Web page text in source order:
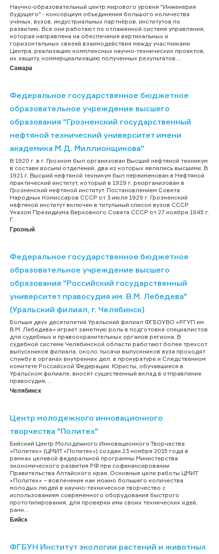
Научно-образовательный центр мирового уровня "Инженерия
будущего" - консорциум объединения большого количества
учёных, вузов, индустриальных партнёров, институтов по
развитию. Все они работают по отлаженной системе управления,
которая направлена на обеспечение вертикальных и
горизонтальных связей взаимодействия между участниками
Центра, реализацию комплексных научно-технических проектов,
их защиту, коммерциализацию полученных результатов....
Самара
Федеральное государственное бюджетное
образовательное учреждение высшего
образования "Грозненский государственный
нефтяной технический университет имени
академика М.Д. Миллионщикова"
В 1920 г. в г. Грозном был организован Высший нефтяной техникум
в составе восьми отделений, два из которых являлись высшими. В
1921 г. Высший нефтяной техникум был переименован в Нефтяной
практический институт, который в 1929 г. реорганизован в
Грозненский нефтяной институт. Постановлением Совета
Народных Комиссаров СССР от 3 июля 1929 г. Грозненский
нефтяной институт включен в титульный список вузов СССР.
Указом Президиума Верховного Совета СССР от 27 ноября 1945 г.
Г...
Грозный
Федеральное государственное бюджетное
образовательное учреждение высшего
образования "Российский государственный
университет правосудия им. В.М. Лебедева"
(Уральский филиал, г. Челябинск)
Больше двух десятилетий Уральский филиал ФГБОУВО «РГУП им.
В.М. Лебедева» играет заметную роль в подготовке специалистов
для судебных и правоохранительных органов региона. В
судебной системе Челябинской области работают более трехсот
выпускников филиала, около тысячи выпускников вуза проходят
службу в органах внутренних дел, в прокуратуре и Следственном
комитете Российской Федерации. Юристы, обучавшиеся в
Уральском филиале, вносят существенный вклад в отправление
правосудия, ...
Челябинск
Центр молодежного инновационного
творчества "Политех"
Бийский Центр Молодёжного Инновационного Творчества
«Политех» (ЦМИТ «Политех») создан 23 ноября 2015 года в
рамках целевой федеральной программы Министерства
экономического развития РФ при софинансировании
Правительства Алтайского края. Основные цели работы ЦМИТ
«Политех» – вовлечение как можно большего количества
молодых людей в научно-техническое творчество с
использованием современного оборудования быстрого
прототипирования, для проверки ими своих технических идей,
ранн...
Бийск
ФГБУН Институт экологии растений и животных